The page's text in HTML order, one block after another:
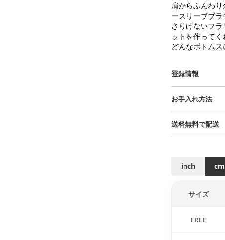
肩からふんわ
ースリーブブラ
さりげないフ
ットを作ってく
どんなボトム
登録情報
お手入れ方法
送料無料で配送
inch cm
サイズ
FREE